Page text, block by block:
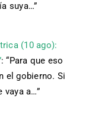
suya…”
(10 ago):
: “Para que eso
el gobierno. Si
vaya a…”